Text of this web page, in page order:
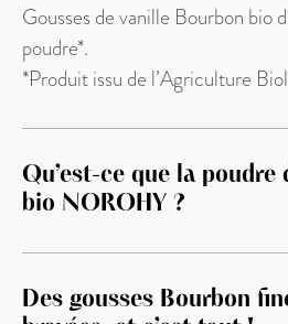
Gousses de vanille Bourbon bio
poudre*.
*Produit issu de l’Agriculture
Qu’est-ce que la poudre
bio NOROHY ?
Des gousses Bourbon